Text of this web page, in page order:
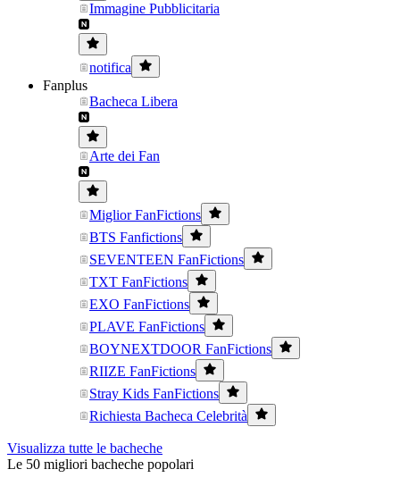
Immagine Pubblicitaria
notifica
Fanplus
Bacheca Libera
Arte dei Fan
Miglior FanFictions
BTS Fanfictions
SEVENTEEN FanFictions
TXT FanFictions
EXO FanFictions
PLAVE FanFictions
BOYNEXTDOOR FanFictions
RIIZE FanFictions
Stray Kids FanFictions
Richiesta Bacheca Celebrità
Visualizza tutte le bacheche
Le 50 migliori bacheche popolari